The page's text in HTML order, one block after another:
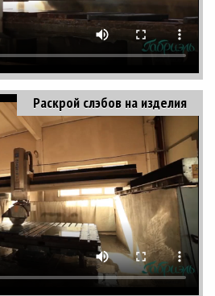
Раскрой слэбов на изделия